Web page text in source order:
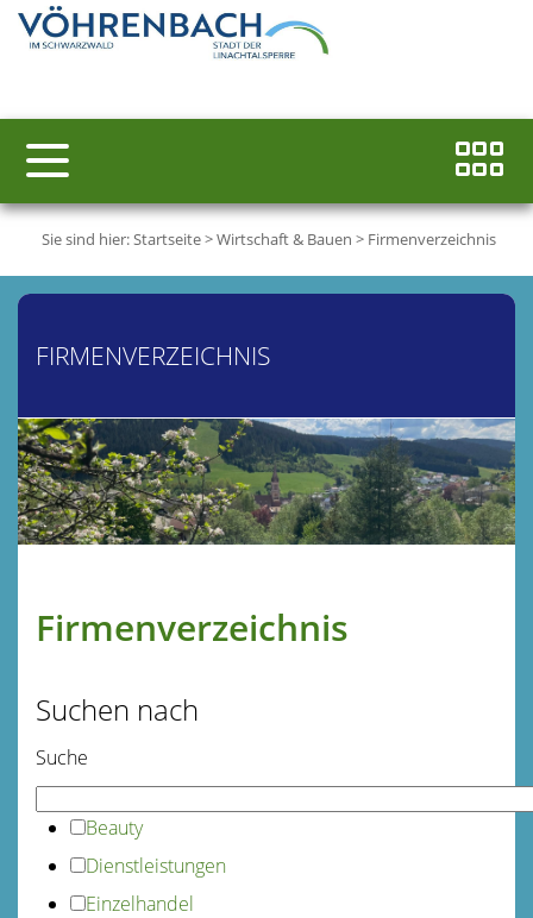
Sie sind hier:Startseite>Wirtschaft & Bauen > Firmenverzeichnis
FIRMENVERZEICHNIS
Firmenverzeichnis
Suchen nach
Suche
Beauty
Dienstleistungen
Einzelhandel